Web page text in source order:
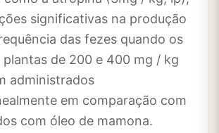
significativas na produção
das fezes quando os
de 200 e 400 mg / kg
administrados
em comparação com
com óleo de mamona.